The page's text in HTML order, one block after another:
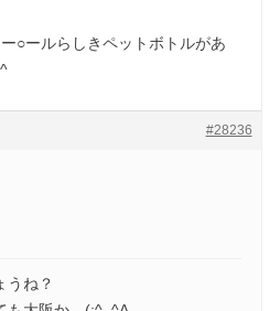
○ールらしきペットボトルがあ
#28236
うね？